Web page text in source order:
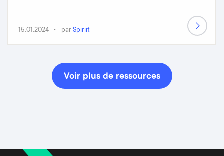
15.01.2024 par Spiriit
Voir plus de ressources